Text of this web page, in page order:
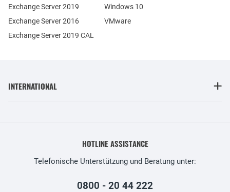
Exchange Server 2019
Exchange Server 2016
Exchange Server 2019 CAL
Windows 10
VMware
INTERNATIONAL
HOTLINE ASSISTANCE
Telefonische Unterstützung und Beratung unter:
0800 - 20 44 222